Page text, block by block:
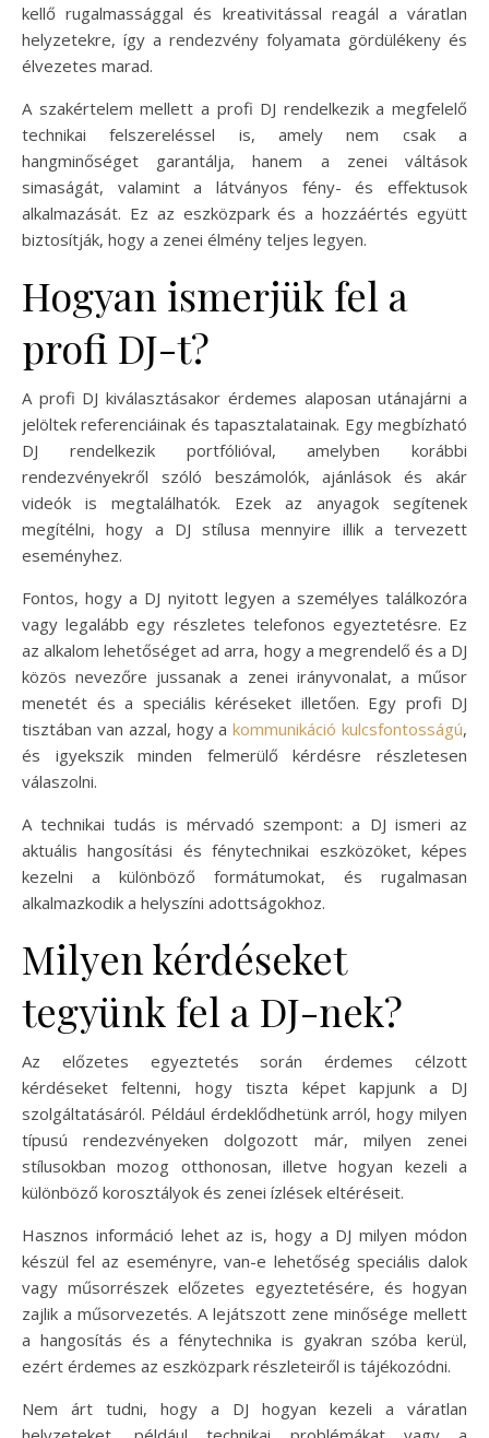
kellő rugalmassággal és kreativitással reagál a váratlan
helyzetekre, így a rendezvény folyamata gördülékeny és
élvezetes marad.
A szakértelem mellett a profi DJ rendelkezik a megfelelő
technikai felszereléssel is, amely nem csak a
hangminőséget garantálja, hanem a zenei váltások
simaságát, valamint a látványos fény- és effektusok
alkalmazását. Ez az eszközpark és a hozzáértés együtt
biztosítják, hogy a zenei élmény teljes legyen.
Hogyan ismerjük fel a
profi DJ-t?
A profi DJ kiválasztásakor érdemes alaposan utánajárni a
jelöltek referenciáinak és tapasztalatainak. Egy megbízható
DJ rendelkezik portfólióval, amelyben korábbi
rendezvényekről szóló beszámolók, ajánlások és akár
videók is megtalálhatók. Ezek az anyagok segítenek
megítélni, hogy a DJ stílusa mennyire illik a tervezett
eseményhez.
Fontos, hogy a DJ nyitott legyen a személyes találkozóra
vagy legalább egy részletes telefonos egyeztetésre. Ez
az alkalom lehetőséget ad arra, hogy a megrendelő és a DJ
közös nevezőre jussanak a zenei irányvonalat, a műsor
menetét és a speciális kéréseket illetően. Egy profi DJ
tisztában van azzal, hogy akommunikáció kulcsfontosságú,
és igyekszik minden felmerülő kérdésre részletesen
válaszolni.
A technikai tudás is mérvadó szempont: a DJ ismeri az
aktuális hangosítási és fénytechnikai eszközöket, képes
kezelni a különböző formátumokat, és rugalmasan
alkalmazkodik a helyszíni adottságokhoz.
Milyen kérdéseket
tegyünk fel a DJ-nek?
Az előzetes egyeztetés során érdemes célzott
kérdéseket feltenni, hogy tiszta képet kapjunk a DJ
szolgáltatásáról. Például érdeklődhetünk arról, hogy milyen
típusú rendezvényeken dolgozott már, milyen zenei
stílusokban mozog otthonosan, illetve hogyan kezeli a
különböző korosztályok és zenei ízlések eltéréseit.
Hasznos információ lehet az is, hogy a DJ milyen módon
készül fel az eseményre, van-e lehetőség speciális dalok
vagy műsorrészek előzetes egyeztetésére, és hogyan
zajlik a műsorvezetés. A lejátszott zene minősége mellett
a hangosítás és a fénytechnika is gyakran szóba kerül,
ezért érdemes az eszközpark részleteiről is tájékozódni.
Nem árt tudni, hogy a DJ hogyan kezeli a váratlan